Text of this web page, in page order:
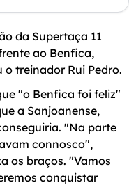
da Supertaça 11
ao Benfica,
o treinador Rui Pedro.
"o Benfica foi feliz"
a Sanjoanense,
"Na parte
connosco",
os braços. "Vamos
conquistar